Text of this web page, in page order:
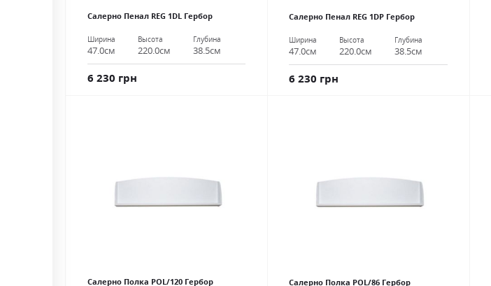
Салерно Пенал REG 1DL Гербор
Ширина
47.0см
Высота
220.0см
Глубина
38.5см
6 230 грн
Салерно Пенал REG 1DР Гербор
Ширина
47.0см
Высота
220.0см
Глубина
38.5см
6 230 грн
Салерно Полка POL/120 Гербор Салерно Полка POL/86 Гербор